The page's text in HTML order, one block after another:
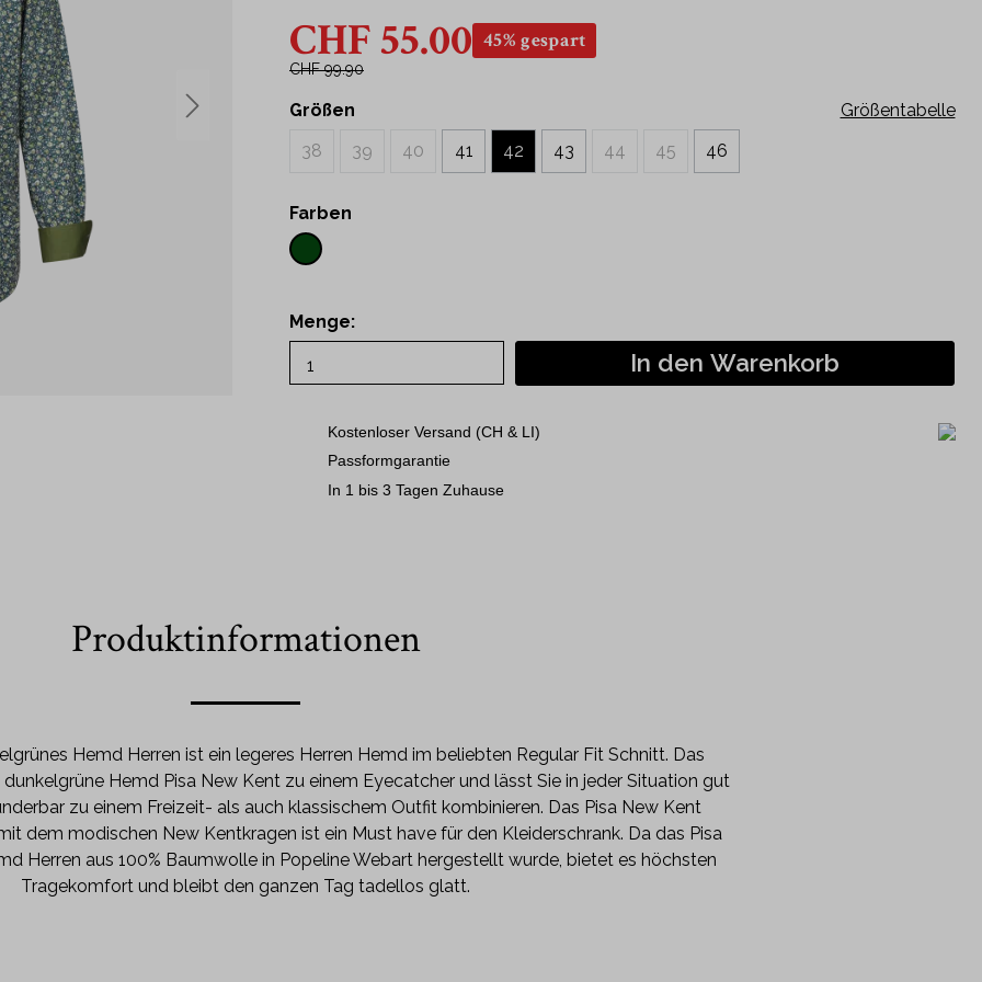
Philipp Fankhauser Kollektion
44
45
46
2XL
CHF 55.00 45% gespart
CHF 99.90
Größentabelle
Größen
38
39 40 41 42 43 44 45 46
Farben
Menge:
In den Warenkorb
Kostenloser Versand (CH & LI)
Passformgarantie
In 1 bis 3 Tagen Zuhause
Produktinformationen
Hemd Herren ist ein legeres Herren Hemd im beliebten Regular Fit Schnitt. Das
Hemd Pisa New Kent zu einem Eyecatcher und lässt Sie in jeder Situation gut
zu einem Freizeit- als auch klassischem Outfit kombinieren. Das Pisa New Kent
dem modischen New Kentkragen ist ein Must have für den Kleiderschrank. Da das Pisa
Herren aus 100% Baumwolle in Popeline Webart hergestellt wurde, bietet es höchsten
Tragekomfort und bleibt den ganzen Tag tadellos glatt.